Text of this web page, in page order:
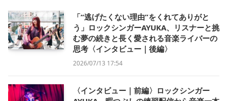
「“逃げたくない理由”をくれてありがと
う」ロックシンガーAYUKA、リスナーと挑
む夢の続きと長く愛される音楽ライバーの
思考〈インタビュー｜後編〉
2026/07/13 17:54
〈インタビュー｜前編〉ロックシンガー